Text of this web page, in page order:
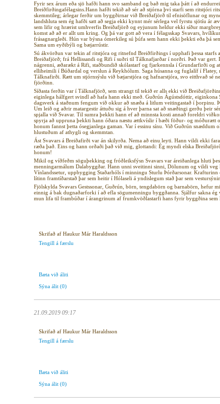
Fyrir sex árum eða sjö hafði hann svo samband og bað mig taka þátt í að
Breiðfirðingafélagsins.Hann hafði tekið að sér að stjórna því starfi sem ritstjóri
skemmtileg; árlegar ferðir um byggðirnar við Breiðafjörð til efnisöflunar og
landshluta sem ég hafði satt að segja ekki kynnt mér sérlega vel fyrstu sjötíu ár
sem lifir og hrærist umhverfis Breiðafjörð og eyjunum heldur ekki síður
komst að að er allt um kring. Og þá var gott að vera í félagsskap Svavars,
frásagnargleði. Hún var býsna ómerkileg sú þúfa sem hann ekki þekkti eða þá
Sama um eyðibýli og bæjarrústir.
Sú ákvörðun var tekin af ritstjóra og ritnefnd Breiðfirðings í upphafi þessa
Breiðafjörð; frá Hellissandi og Rifi í suðri til Tálknafjarðar í norðri. Það var gert.
nágrenni, æðarækt á Rifi, staðbundið skólastarf og fjarkennsla í Grundarfirði og
elliheimili í Búðardal og verslun á Reykhólum. Saga húsanna og fuglalíf í
Tálknafirði. Rætt um stjórnsýslu við bæjarstjóra og hafnarstjóra, svo eitthvað sé
fjörðinn.
Síðasta ferðin var í Tálknafjörð, sem strangt til tekið er alls ekki við
eiginlega hálfgert svindl að hafa hann ekki með. Guðrún Ágústsdóttir,
dagsverk á staðnum fengum við okkur að snæða á litlum veitingastað í
Um leið og aðrir matargestir áttuðu sig á hver þarna sat að snæðingi gerðu þeir
spjalla við Svavar. Til sumra þekkti hann ef að minnsta kosti annað foreldri
spyrja að uppruna þekkti hann óðara næstu ættkvíslir í bæði föður- og móðurætt
honum fannst þetta ósegjanlega gaman. Var í essinu sínu. Við Guðrún
hlustuðum af athygli og skemmtan.
Ást Svavars á Breiðafirði var án skilyrða. Nema að einu leyti. Hann vildi ekki
ræða það. Eins og hann orðaði það við mig, glottandi: Ég myndi elska
honum!
Mikil og víðfeðm söguþekking og fróðleiksfýsn Svavars var áreiðanlega hluti
menningarmálum Dalabyggðar. Hann unni sveitinni sinni, Dölunum og vildi veg
Vínlandssetur, uppbygging Staðarhóls í minningu Sturlu Þórðarsonar. Krafturinn
lítinn framtíðarstað þar sem heitir í Hólaseli á yndislegum stað þar sem
Fjölskylda Svavars Gestssonar, Guðrún, börn, tengdabörn og barnabörn, hefur
einnig á bak dugnaðarforki í að efla sögumenningu byggðanna. Sjálfur sakna ég
mun lifa til frambúðar í árangrinum af frumkvöðlastarfi hans fyrir byggðina sem
Skrifað af Haukur Már Haraldsson
Tengill á færslu
Bæta við áliti
Sýna álit (0)
21.09.2019 09:17
Skrifað af Haukur Már Haraldsson
Tengill á færslu
Bæta við áliti
Sýna álit (0)